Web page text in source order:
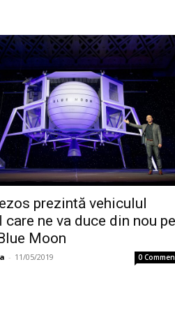
prezintă vehiculul
care ne va duce din nou pe
Moon
- 11/05/2019 0